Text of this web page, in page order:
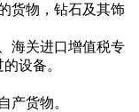
物，钻石及其饰
关进口增值税专
设备。
货物。